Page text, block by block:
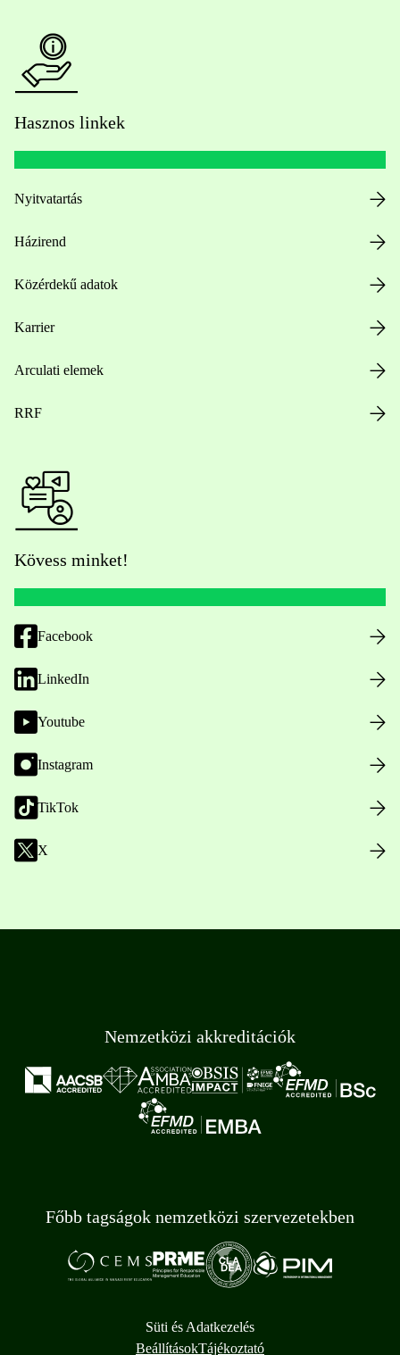
Hasznos linkek
Nyitvatartás
Házirend
Közérdekű adatok
Karrier
Arculati elemek
RRF
Kövess minket!
Facebook
LinkedIn
Youtube
Instagram
TikTok
X
Nemzetközi akkreditációk
Főbb tagságok nemzetközi szervezetekben
Süti és Adatkezelés
BeállításokTájékoztató